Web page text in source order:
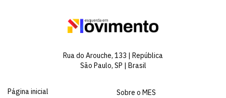
Rua do Arouche, 133 | República
São Paulo, SP | Brasil
Página inicial
Sobre o MES